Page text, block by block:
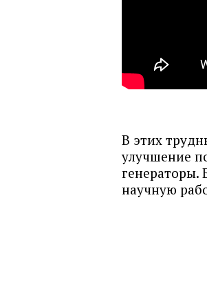
В этих
улучшение
генераторы.
научную